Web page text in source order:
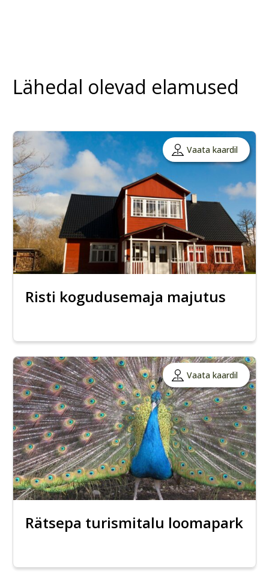
Lähedal olevad elamused
Vaata kaardil
Risti kogudusemaja majutus
Vaata kaardil
Rätsepa turismitalu loomapark